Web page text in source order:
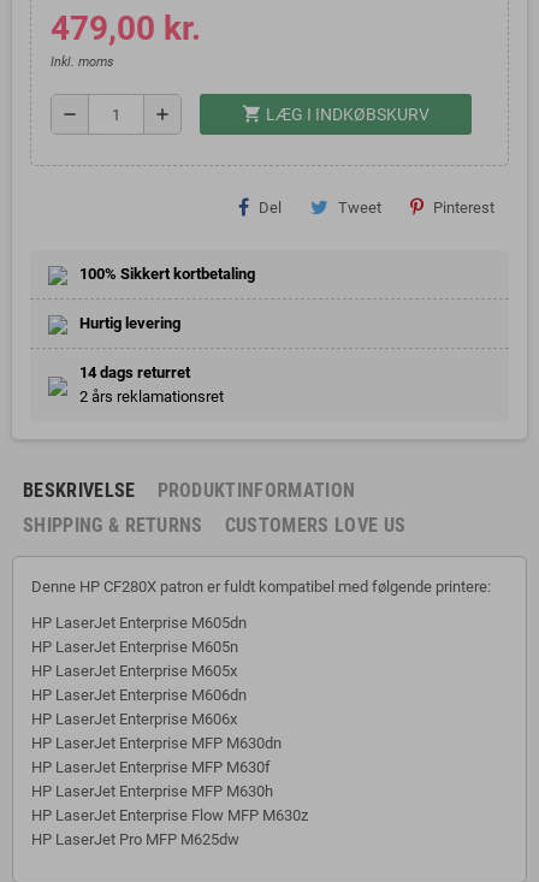
479,00 kr.
Inkl. moms
remove add shopping_cart LÆG I INDKØBSKURV
Del Tweet Pinterest
100% Sikkert kortbetaling
Hurtig levering
14 dags returret
2 års reklamationsret
BESKRIVELSE
PRODUKTINFORMATION
SHIPPING & RETURNS
CUSTOMERS LOVE US
Denne HP CF280X patron er fuldt kompatibel med følgende printere:
HP LaserJet Enterprise M605dn
HP LaserJet Enterprise M605n
HP LaserJet Enterprise M605x
HP LaserJet Enterprise M606dn
HP LaserJet Enterprise M606x
HP LaserJet Enterprise MFP M630dn
HP LaserJet Enterprise MFP M630f
HP LaserJet Enterprise MFP M630h
HP LaserJet Enterprise Flow MFP M630z
HP LaserJet Pro MFP M625dw